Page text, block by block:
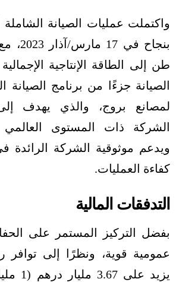
طن إلى الطاقة الإنتاجية
الصيانة جزءًا من برنامج الصيانة
لمصانع بروج، والذي يهدف
الشركة ذات المستوى العالمي
ويدعم موثوقية الشركة الرائدة
كفاءة العمليات.
التدفقات المالية
بفضل التركيز المستمر على
عمومية قوية، ونظرًا إلى توافر
يزيد